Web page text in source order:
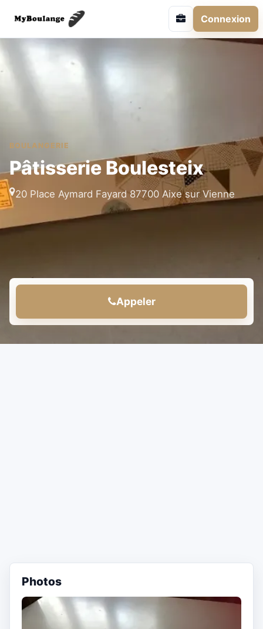
Connexion
BOULANGERIE
Pâtisserie Boulesteix
20 Place Aymard Fayard 87700 Aixe sur Vienne
Appeler
Photos